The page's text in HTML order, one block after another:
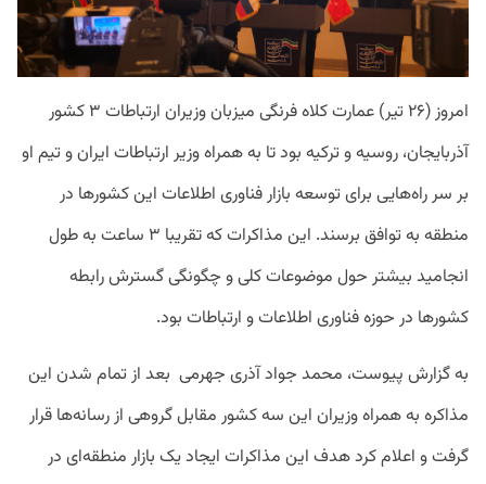
امروز (۲۶ تیر) عمارت کلاه‌ فرنگی میزبان وزیران ارتباطات ۳ کشور
آذربایجان، روسیه و ترکیه بود تا به همراه وزیر ارتباطات ایران و تیم او
بر سر راه‌هایی برای توسعه بازار فناوری اطلاعات این کشورها در
منطقه به توافق برسند. این مذاکرات که تقریبا ۳ ساعت به طول
انجامید بیشتر حول موضوعات کلی و چگونگی گسترش رابطه
کشورها در حوزه فناوری اطلاعات و ارتباطات بود.
به گزارش پیوست، محمد جواد آذری جهرمی بعد از تمام شدن این
مذاکره به همراه وزیران این سه کشور مقابل گروهی از رسانه‌ها قرار
گرفت و اعلام کرد هدف این مذاکرات ایجاد یک بازار منطقه‌ای در